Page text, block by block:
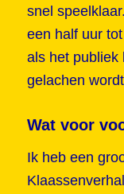
snel
een half uur
als het publiek
gelachen
Wat voor
Ik heb een